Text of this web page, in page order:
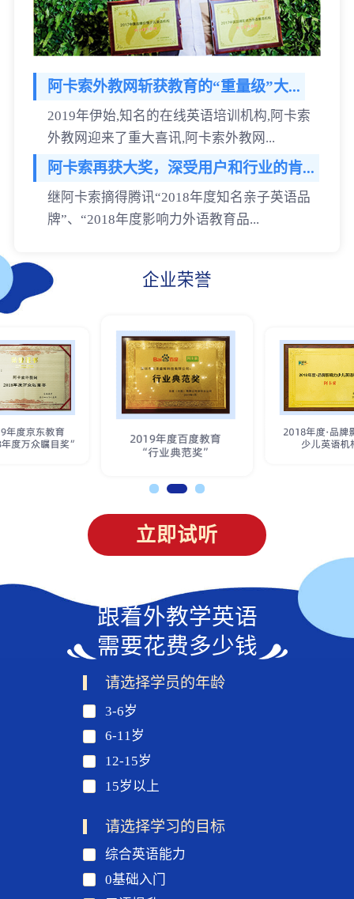
阿卡索外教网斩获教育的“重量级”大...
2019年伊始,知名的在线英语培训机构,阿卡索
外教网迎来了重大喜讯,阿卡索外教网...
阿卡索再获大奖，深受用户和行业的肯...
继阿卡索摘得腾讯“2018年度知名亲子英语品
牌”、“2018年度影响力外语教育品...
企业荣誉
立即试听
跟着外教学英语
需要花费多少钱
请选择学员的年龄
3-6岁
6-11岁
12-15岁
15岁以上
请选择学习的目标
综合英语能力
0基础入门